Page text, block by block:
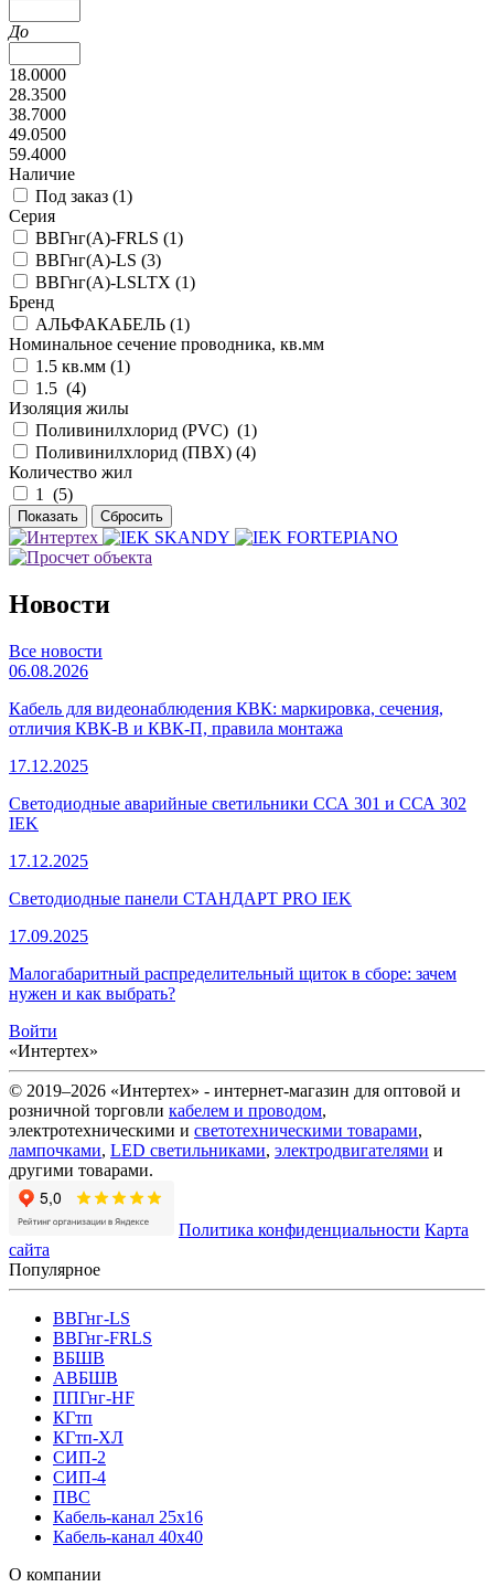
До
18.0000
28.3500
38.7000
49.0500
59.4000
Наличие
Под заказ (1)
Серия
ВВГнг(А)-FRLS (1)
ВВГнг(А)-LS (3)
ВВГнг(А)-LSLTX (1)
Бренд
АЛЬФАКАБЕЛЬ (1)
Номинальное сечение проводника, кв.мм
1.5 кв.мм (1)
1.5 (4)
Изоляция жилы
Поливинилхлорид (PVC) (1)
Поливинилхлорид (ПВХ) (4)
Количество жил
1 (5)
Новости
Все новости
06.08.2026
Кабель для видеонаблюдения КВК: маркировка, сечения,
отличия КВК-В и КВК-П, правила монтажа
17.12.2025
Светодиодные аварийные светильники ССА 301 и ССА 302
IEK
17.12.2025
Светодиодные панели СТАНДАРТ PRO IEK
17.09.2025
Малогабаритный распределительный щиток в сборе: зачем
нужен и как выбрать?
Войти
«Интертех»
© 2019–2026 «Интертех» - интернет-магазин для оптовой и
розничной торговли кабелем и проводом,
электротехническими и светотехническими товарами,
лампочками, LED светильниками, электродвигателями и
другими товарами.
Политика конфиденциальности Карта
сайта
Популярное
ВВГнг-LS
ВВГнг-FRLS
ВБШВ
АВБШВ
ППГнг-HF
КГтп
КГтп-ХЛ
СИП-2
СИП-4
ПВС
Кабель-канал 25х16
Кабель-канал 40х40
О компании